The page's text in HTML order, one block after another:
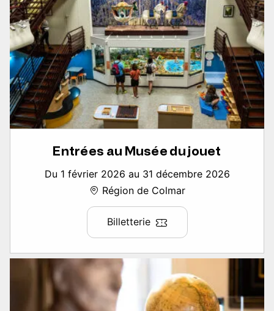
Entrées au Musée du jouet
Du 1 février 2026 au 31 décembre 2026
Région de Colmar
Billetterie